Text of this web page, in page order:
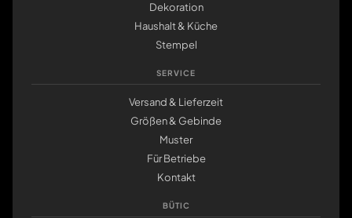
Dekoration
Haushalt & Küche
Stempel
SERVICE
Versand & Lieferzeit
Größen & Gebinde
Muster
Für Betriebe
Kontakt
BÜTIC